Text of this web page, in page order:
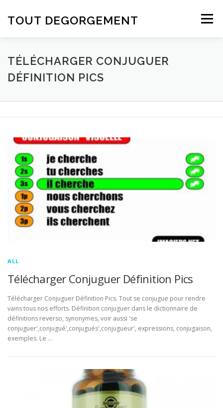
TOUT DEGORGEMENT Menu
TÉLÉCHARGER CONJUGUER
DÉFINITION PICS
ALL
Télécharger Conjuguer Définition Pics
Télécharger Conjuguer Définition Pics. Tout se conjugue pour rendre
vains tous nos efforts. Définition conjuguer dans le dictionnaire de
définitions reverso, synonymes, voir aussi 'se
conjuguer',conjugué',conjugués',conjugueur', expressions, conjugaison,
exemples. Le …